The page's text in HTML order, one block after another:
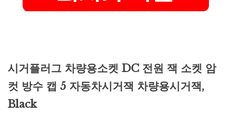
시거플러그 차량용소켓 DC 전원 잭 소켓 암
컷 방수 캡 5 자동차시거잭 차량용시거잭,
Black